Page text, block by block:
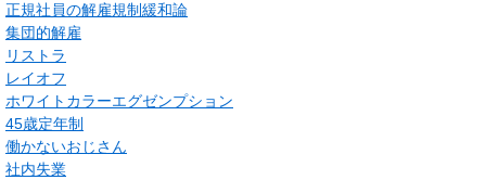
正規社員の解雇規制緩和論
集団的解雇
リストラ
レイオフ
ホワイトカラーエグゼンプション
45歳定年制
働かないおじさん
社内失業